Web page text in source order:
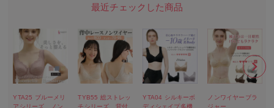
YTA25 ブルーメリ
アシリーズ ノン
TYB55 総ストレッ
チシリーズ 背付
YTA04 シルキーボ
ディシェイプ多機
ノンワイヤーブラ
ジャー